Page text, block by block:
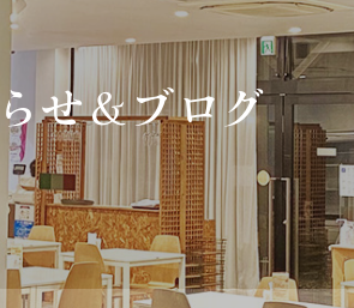
せ＆ブログ